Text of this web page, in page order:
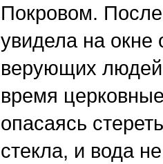
Покровом.
увидела на окне
верующих
время
опасаясь
стекла, и вода